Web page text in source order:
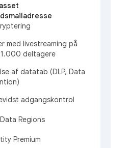
med livestreaming på
deltagere
af datatab (DLP, Data
adgangskontrol
Regions
Premium